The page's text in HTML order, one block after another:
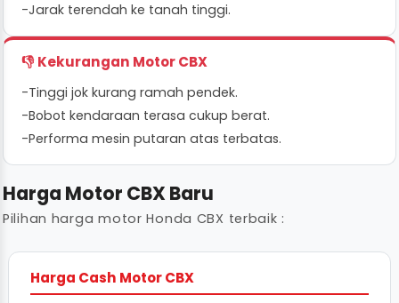
-Jarak terendah ke tanah tinggi.
👎 Kekurangan Motor CBX
-Tinggi jok kurang ramah pendek.
-Bobot kendaraan terasa cukup berat.
-Performa mesin putaran atas terbatas.
Harga Motor CBX Baru
Pilihan harga motor Honda CBX terbaik :
Harga Cash Motor CBX